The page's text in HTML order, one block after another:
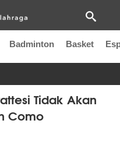
Badminton Basket
Liga Perancis
Tidak Akan
Como